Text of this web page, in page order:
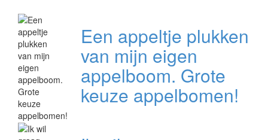
Een appeltje plukken
van mijn eigen
appelboom. Grote
keuze appelbomen!